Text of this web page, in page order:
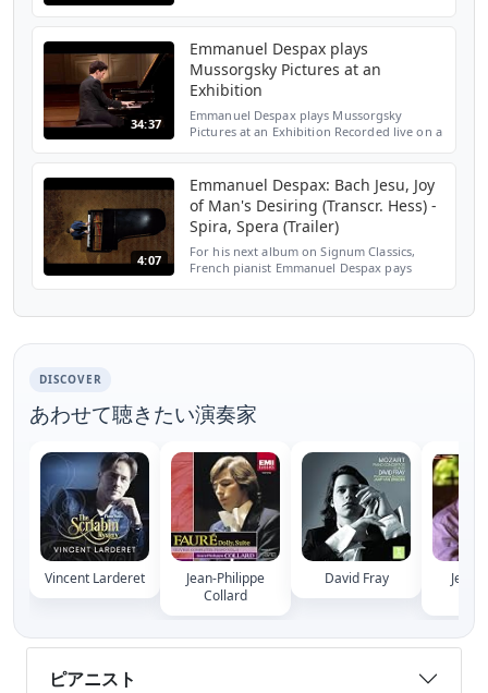
34:37
Emmanuel Despax plays
Mussorgsky Pictures at an
Exhibition
Emmanuel Despax plays Mussorgsky
Pictures at an Exhibition Recorded live on a
Gnome 1:25 Interlude, P...
4:07
Emmanuel Despax: Bach Jesu, Joy
of Man's Desiring (Transcr. Hess) -
Spira, Spera (Trailer)
For his next album on Signum Classics,
French pianist Emmanuel Despax pays
times, like a comp...
DISCOVER
あわせて聴きたい演奏家
Vincent Larderet
Jean-Philippe
Collard
David Fray
Jean-
ピアニスト